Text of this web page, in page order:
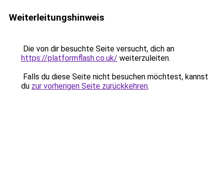
Weiterleitungshinweis
Die von dir besuchte Seite versucht, dich an
https://platformflash.co.uk/ weiterzuleiten.
Falls du diese Seite nicht besuchen möchtest, kannst
du zur vorherigen Seite zurückkehren.